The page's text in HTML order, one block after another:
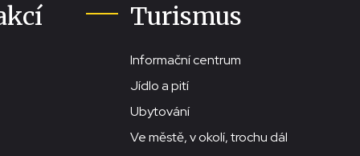
Turismus
Informační centrum
Jídlo a pití
Ubytování
Ve městě, v okolí, trochu dál